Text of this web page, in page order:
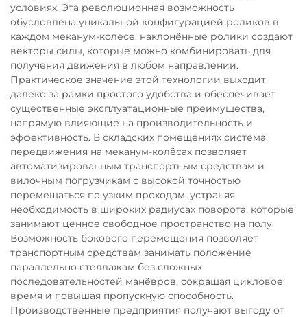
условиях. Эта революционная возможность
обусловлена уникальной конфигурацией роликов в
каждом меканум-колесе: наклонённые ролики создают
векторы силы, которые можно комбинировать для
получения движения в любом направлении.
Практическое значение этой технологии выходит
далеко за рамки простого удобства и обеспечивает
существенные эксплуатационные преимущества,
напрямую влияющие на производительность и
эффективность. В складских помещениях система
передвижения на меканум-колёсах позволяет
автоматизированным транспортным средствам и
вилочным погрузчикам с высокой точностью
перемещаться по узким проходам, устраняя
необходимость в широких радиусах поворота, которые
занимают ценное свободное пространство на полу.
Возможность бокового перемещения позволяет
транспортным средствам занимать положение
параллельно стеллажам без сложных
последовательностей манёвров, сокращая цикловое
время и повышая пропускную способность.
Производственные предприятия получают выгоду от